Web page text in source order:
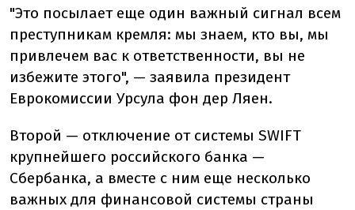
"Это посылает еще один важный сигнал всем
преступникам кремля: мы знаем, кто вы, мы
привлечем вас к ответственности, вы не
избежите этого", — заявила президент
Еврокомиссии Урсула фон дер Ляен.
Второй — отключение от системы SWIFT
крупнейшего российского банка —
Сбербанка, а вместе с ним еще несколько
важных для финансовой системы страны